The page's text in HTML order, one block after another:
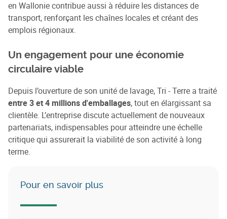
en Wallonie contribue aussi à réduire les distances de
transport, renforçant les chaînes locales et créant des
emplois régionaux.
Un engagement pour une économie
circulaire viable
Depuis l’ouverture de son unité de lavage, Tri - Terre a traité
entre 3 et 4 millions d'emballages, tout en élargissant sa
clientèle. L’entreprise discute actuellement de nouveaux
partenariats, indispensables pour atteindre une échelle
critique qui assurerait la viabilité de son activité à long
terme.
Pour en savoir plus